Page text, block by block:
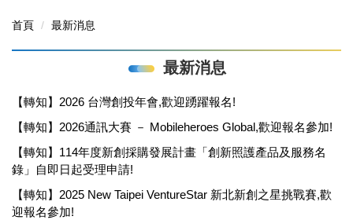
首頁
最新消息
最新消息
【轉知】2026 台灣創投年會,歡迎踴躍報名!
【轉知】2026通訊大賽 － Mobileheroes Global,歡迎報名參加!
【轉知】114年度新創採購發展計畫「創新照護產品及服務名
錄」自即日起受理申請!
【轉知】2025 New Taipei VentureStar 新北新創之星挑戰賽,歡
迎報名參加!